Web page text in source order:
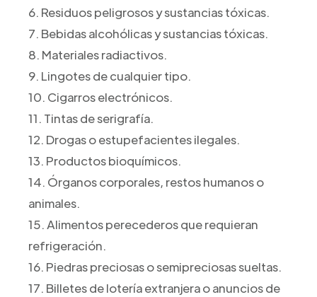
6. Residuos peligrosos y sustancias tóxicas.
7. Bebidas alcohólicas y sustancias tóxicas.
8. Materiales radiactivos.
9. Lingotes de cualquier tipo.
10. Cigarros electrónicos.
11. Tintas de serigrafía.
12. Drogas o estupefacientes ilegales.
13. Productos bioquímicos.
14. Órganos corporales, restos humanos o
animales.
15. Alimentos perecederos que requieran
refrigeración.
16. Piedras preciosas o semipreciosas sueltas.
17. Billetes de lotería extranjera o anuncios de